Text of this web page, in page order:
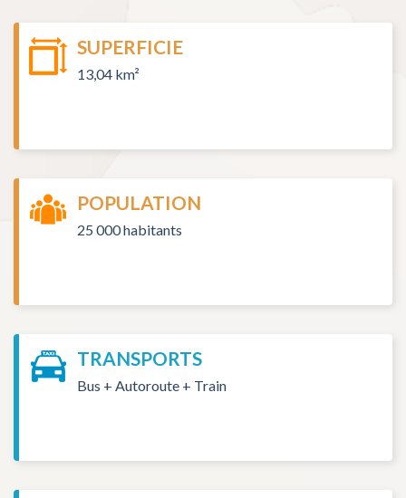
SUPERFICIE
13,04 km²
POPULATION
25 000 habitants
TRANSPORTS
Bus + Autoroute + Train